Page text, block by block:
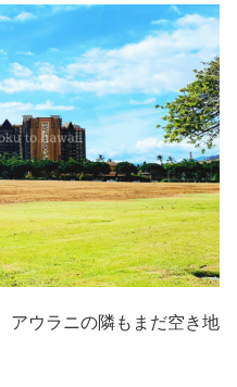
アウラニの隣もまだ空き地